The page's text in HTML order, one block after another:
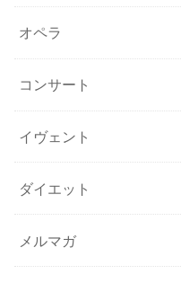
オペラ
コンサート
イヴェント
ダイエット
メルマガ